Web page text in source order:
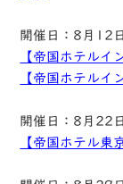
開催日：8月12
【帝国ホテル
【帝国ホテル
開催日：8月22
【帝国ホテル東